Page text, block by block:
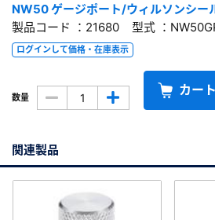
NW50 ゲージポート/ウィルソンシー
製品コード ：21680 型式 ：
ログインして価格・在庫表示
数量 カー
関連製品